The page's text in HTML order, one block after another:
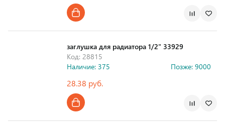
заглушка для радиатора 1/2" 33929
Код: 28815
Наличие: 375
Позже: 9000
28.38 руб.